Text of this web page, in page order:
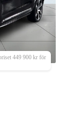
449 900 kr för